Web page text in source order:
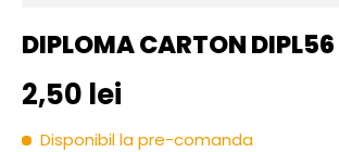
DIPLOMA CARTON DIPL56
Pret initial
2,50 lei
Disponibil la pre-comanda